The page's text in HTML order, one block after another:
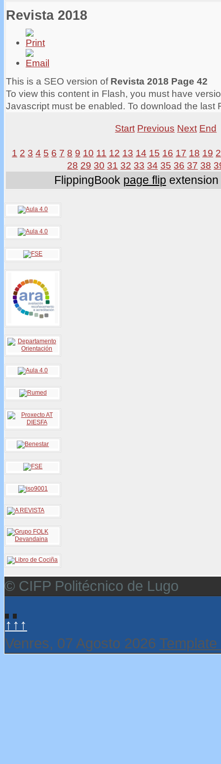
Revista 2018
This is a SEO version of Revista 2018 Page 42
To view this content in Flash, you must have
Javascript must be enabled. To download the last
Start Previous Next End
1 2 3 4 5 6 7 8 9 10 11 12 13 14 15 16 17 18 19
28 29 30 31 32 33 34 35 36 37 38
FlippingBook page flip
© CIFP Politécnico de Lugo
↑↑↑
Venres, 07 Agosto 2026